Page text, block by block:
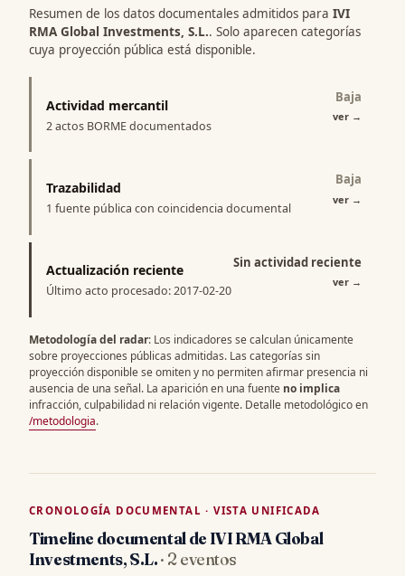
Resumen de los datos documentales admitidos para IVI
RMA Global Investments, S.L.. Solo aparecen categorías
cuya proyección pública está disponible.
Actividad mercantil
2 actos BORME documentados
Baja
ver →
Trazabilidad
1 fuente pública con coincidencia documental
Baja
ver →
Actualización reciente
Último acto procesado: 2017-02-20
Sin actividad reciente
ver →
Metodología del radar: Los indicadores se calculan únicamente
sobre proyecciones públicas admitidas. Las categorías sin
proyección disponible se omiten y no permiten afirmar presencia ni
ausencia de una señal. La aparición en una fuente no implica
infracción, culpabilidad ni relación vigente. Detalle metodológico en
/metodologia.
CRONOLOGÍA DOCUMENTAL · VISTA UNIFICADA
Timeline documental de IVI RMA Global
Investments, S.L.· 2 eventos